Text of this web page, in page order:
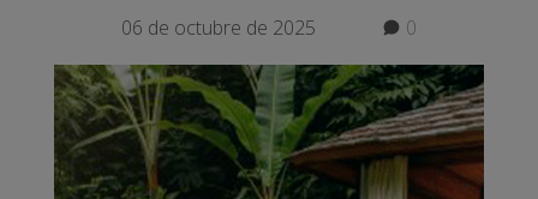
06 de octubre de 2025 0